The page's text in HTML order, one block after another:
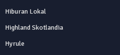
Hiburan Lokal
Highland Skotlandia
Hyrule